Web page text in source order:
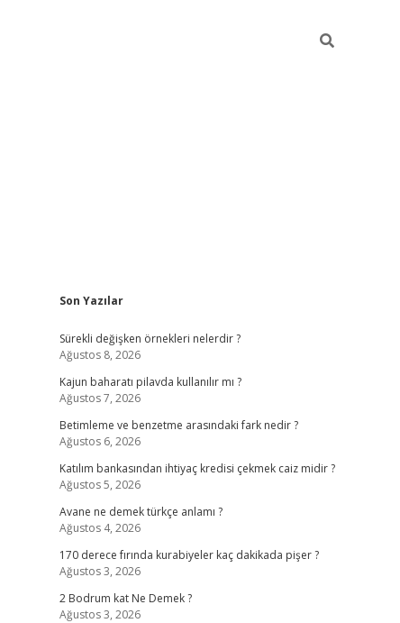
Sidebar
Son Yazılar
Sürekli değişken örnekleri nelerdir ?
Ağustos 8, 2026
Kajun baharatı pilavda kullanılır mı ?
Ağustos 7, 2026
Betimleme ve benzetme arasındaki fark nedir ?
Ağustos 6, 2026
Katılım bankasından ihtiyaç kredisi çekmek caiz midir ?
Ağustos 5, 2026
Avane ne demek türkçe anlamı ?
Ağustos 4, 2026
170 derece fırında kurabiyeler kaç dakikada pişer ?
Ağustos 3, 2026
2 Bodrum kat Ne Demek ?
Ağustos 3, 2026